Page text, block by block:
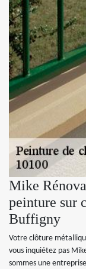
Mike
peinture sur
Buffigny
Votre clôture
vous inquiétez pas
sommes une